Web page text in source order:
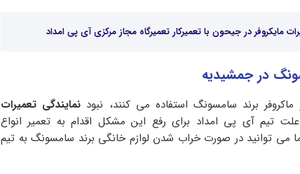
مایکروفر در جیحون با تعمیرکار تعمیرگاه مجاز مرکزی آی پی امداد
در جمشیدیه
برند سامسونگ استفاده می کنند، نبود نمایندگی تعمیرات
تیم آی پی امداد برای رفع این مشکل اقدام به تعمیر انواع
توانید در صورت خراب شدن لوازم خانگی برند سامسونگ به تیم